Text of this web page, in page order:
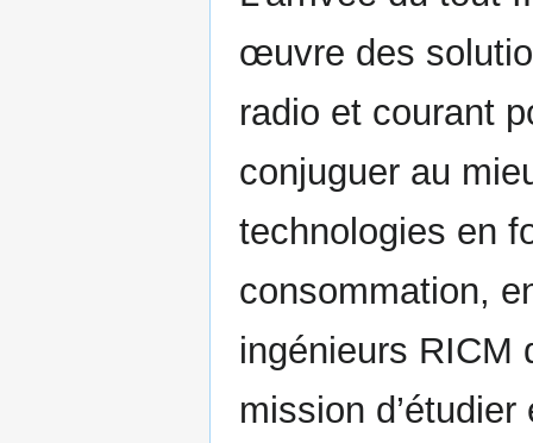
œuvre des
radio et courant
conjuguer au
technologies en
consommation,
ingénieurs RICM
mission d’étudier